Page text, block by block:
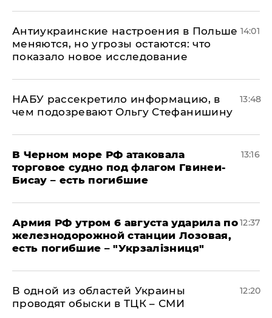
Антиукраинские настроения в Польше
меняются, но угрозы остаются: что
показало новое исследование
14:01
НАБУ рассекретило информацию, в
чем подозревают Ольгу Стефанишину
13:48
В Черном море РФ атаковала
торговое судно под флагом Гвинеи-
Бисау – есть погибшие
13:16
Армия РФ утром 6 августа ударила по
железнодорожной станции Лозовая,
есть погибшие – "Укрзалізниця"
12:37
В одной из областей Украины
проводят обыски в ТЦК – СМИ
12:20